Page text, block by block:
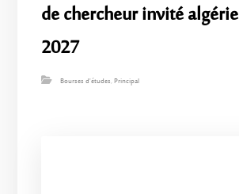
de chercheur invité
2027
Bourses d'études,Principal